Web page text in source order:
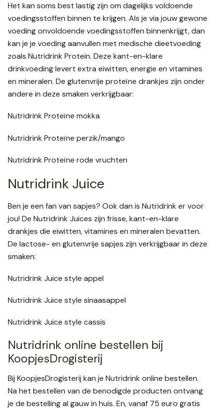
Het kan soms best lastig zijn om dagelijks voldoende
voedingsstoffen binnen te krijgen. Als je via jouw gewone
voeding onvoldoende voedingsstoffen binnenkrijgt, dan
kan je je voeding aanvullen met medische dieetvoeding
zoals Nutridrink Protein. Deze kant-en-klare
drinkvoeding levert extra eiwitten, energie en vitamines
en mineralen. De glutenvrije proteïne drankjes zijn onder
andere in deze smaken verkrijgbaar:
Nutridrink Proteïne mokka
Nutridrink Proteïne perzik/mango
Nutridrink Proteïne rode vruchten
Nutridrink Juice
Ben je een fan van sapjes? Ook dan is Nutridrink er voor
jou! De Nutridrink Juices zijn frisse, kant-en-klare
drankjes die eiwitten, vitamines en mineralen bevatten.
De lactose- en glutenvrije sapjes zijn verkrijgbaar in deze
smaken:
Nutridrink Juice style appel
Nutridrink Juice style sinaasappel
Nutridrink Juice style cassis
Nutridrink online bestellen bij
KoopjesDrogisterij
Bij KoopjesDrogisterij kan je Nutridrink online bestellen.
Na het bestellen van de benodigde producten ontvang
je de bestelling al gauw in huis. En, vanaf 75 euro gratis